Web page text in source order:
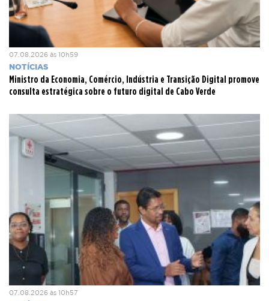
07.08.2026 às 10h59
NOTÍCIAS
Ministro da Economia, Comércio, Indústria e Transição Digital promove
consulta estratégica sobre o futuro digital de Cabo Verde
07.08.2026 às 10h57